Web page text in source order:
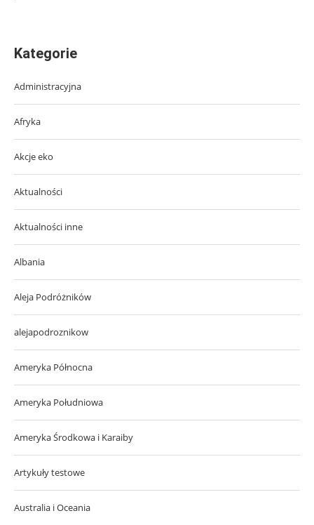
Kategorie
Administracyjna
Afryka
Akcje eko
Aktualności
Aktualności inne
Albania
Aleja Podróżników
alejapodroznikow
Ameryka Północna
Ameryka Południowa
Ameryka Środkowa i Karaiby
Artykuły testowe
Australia i Oceania